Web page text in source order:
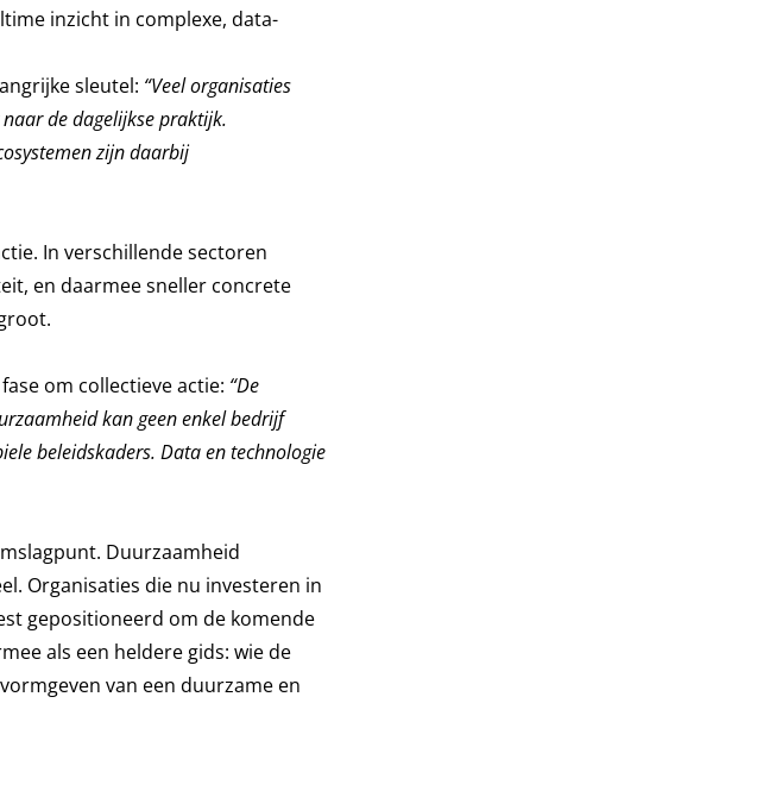
inzicht in complexe, data-
sleutel: “Veel organisaties
de dagelijkse praktijk.
zijn daarbij
In verschillende sectoren
en daarmee sneller concrete
om collectieve actie: “De
kan geen enkel bedrijf
beleidskaders. Data en technologie
Duurzaamheid
Organisaties die nu investeren in
gepositioneerd om de komende
als een heldere gids: wie de
van een duurzame en